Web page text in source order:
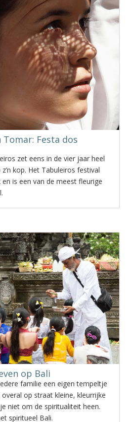
Festa dos
zet eens in de vier jaar heel
kop. Het Tabuleiros festival
is een van de meest fleurige
op Bali
familie een eigen tempeltje
op straat kleine, kleurrijke
niet om de spiritualiteit heen.
spiritueel Bali.